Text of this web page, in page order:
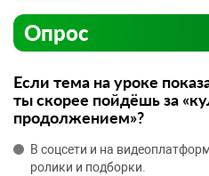
Опрос
Если тема на уроке
ты скорее пойдёшь за
продолжением»?
В соцсети и на
ролики и подборки.